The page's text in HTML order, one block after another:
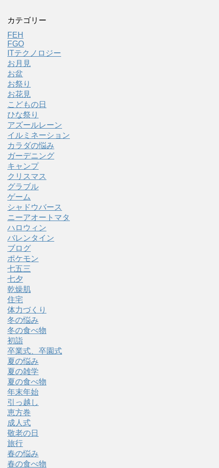
カテゴリー
FEH
FGO
ITテクノロジー
お月見
お盆
お祭り
お花見
こどもの日
ひな祭り
アズールレーン
イルミネーション
カラダの悩み
ガーデニング
キャンプ
クリスマス
グラブル
ゲーム
シャドウバース
ニーアオートマタ
ハロウィン
バレンタイン
ブログ
ポケモン
七五三
七夕
乾燥肌
住宅
体力づくり
冬の悩み
冬の食べ物
初詣
卒業式、卒園式
夏の悩み
夏の雑学
夏の食べ物
年末年始
引っ越し
恵方巻
成人式
敬老の日
旅行
春の悩み
春の食べ物